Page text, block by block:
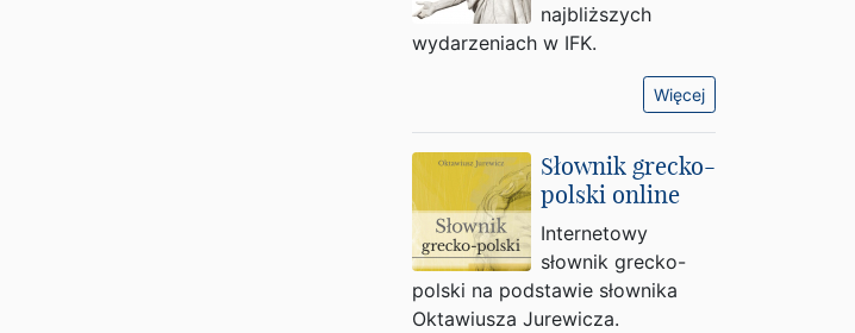
najbliższych
wydarzeniach w IFK.
Więcej
Słownik grecko-
polski online
Internetowy
słownik grecko-
polski na podstawie słownika
Oktawiusza Jurewicza.